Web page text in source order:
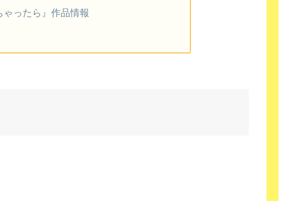
ゃったら』作品情報